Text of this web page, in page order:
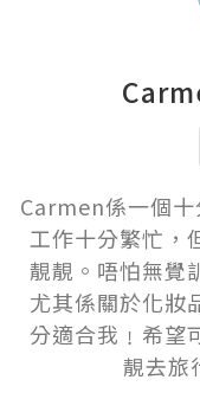
Carmen係一個
工作十分繁忙，
靚靚。唔怕無覺
尤其係關於化妝
分適合我﹗希望
靚去旅